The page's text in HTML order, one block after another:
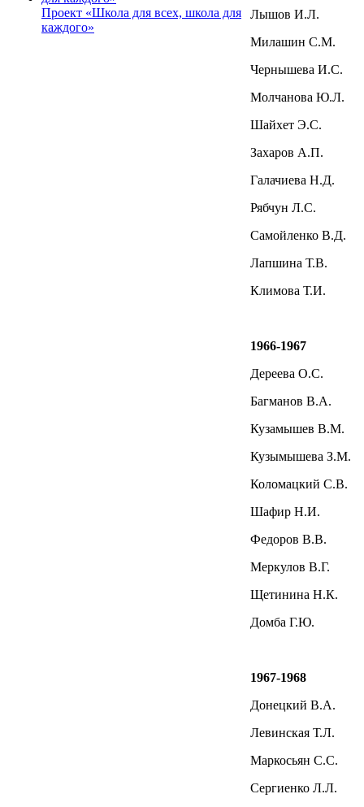
Проект «Школа для всех, школа для
каждого»
Лышов И.Л.
Милашин С.М.
Чернышева И.С.
Молчанова Ю.Л.
Шайхет Э.С.
Захаров А.П.
Галачиева Н.Д.
Рябчун Л.С.
Самойленко В.Д.
Лапшина Т.В.
Климова Т.И.
1966-1967
Дереева О.С.
Багманов В.А.
Кузамышев В.М.
Кузымышева З.М.
Коломацкий С.В.
Шафир Н.И.
Федоров В.В.
Меркулов В.Г.
Щетинина Н.К.
Домба Г.Ю.
1967-1968
Донецкий В.А.
Левинская Т.Л.
Маркосьян С.С.
Сергиенко Л.Л.